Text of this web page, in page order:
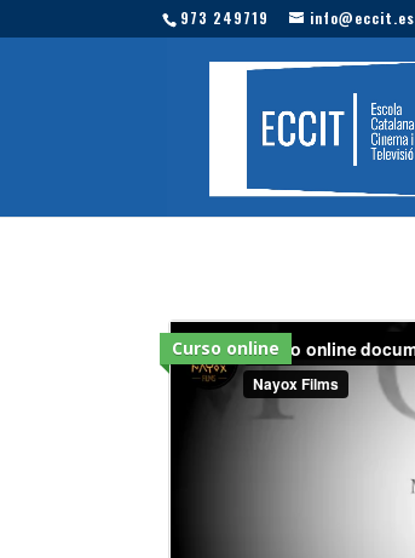
973 249719 info@eccit.es
Curso online